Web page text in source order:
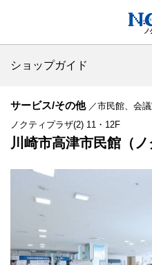
ショップガイド
サービス/その他／市民館、会
ノクティプラザ(2) 11・12F
川崎市高津市民館（ノ